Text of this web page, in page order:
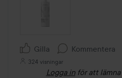
Gilla Kommentera
324 visningar
Logga in för att